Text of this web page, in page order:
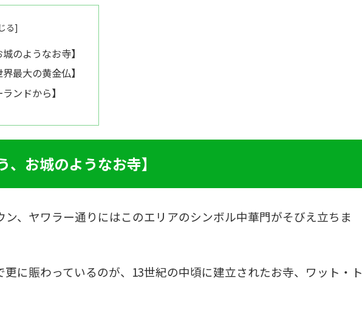
のようなお寺】
最大の黄金仏】
ンドから】
、お城のようなお寺】
、ヤワラー通りにはこのエリアのシンボル中華門がそびえ立ちま
更に賑わっているのが、13世紀の中頃に建立されたお寺、ワット・ト